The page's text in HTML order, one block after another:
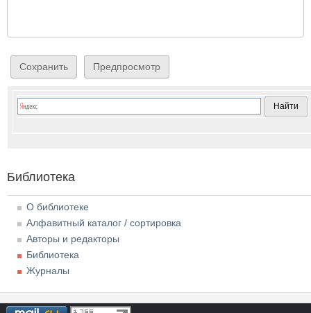
Библиотека
О библиотеке
Алфавитный каталог / сортировка
Авторы и редакторы
Библиотека
Журналы